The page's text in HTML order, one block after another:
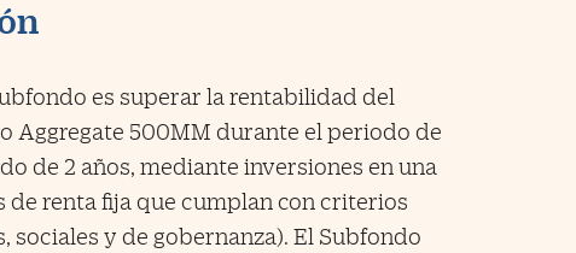
es superar la rentabilidad del
Aggregate 500MM durante el periodo de
de 2 años, mediante inversiones en una
renta fija que cumplan con criterios
y de gobernanza). El Subfondo